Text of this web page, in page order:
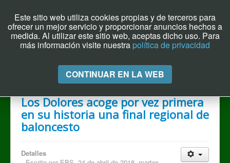
Archivo el Puente de Hoy
Cambiar
navegación
Los Dolores acoge por vez primera
en su historia una final regional de
baloncesto
Detalles
Este sitio web utiliza cookies propias y de terceros para
ofrecer un mejor servicio y proporcionar anuncios hechos a
medida. Al utilizar este sitio web, aceptas dicho uso. Para
más información visite nuestra política de privacidad
CONTINUAR EN LA WEB